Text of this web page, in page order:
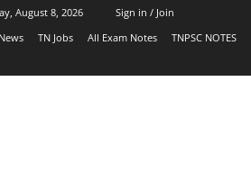
August 8, 2026
Sign in / Join
TN Jobs All Exam Notes TNPSC NOTES